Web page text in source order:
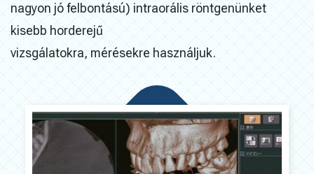
nagyon jó felbontású) intraorális röntgenünket
kisebb horderejű
vizsgálatokra, mérésekre használjuk.